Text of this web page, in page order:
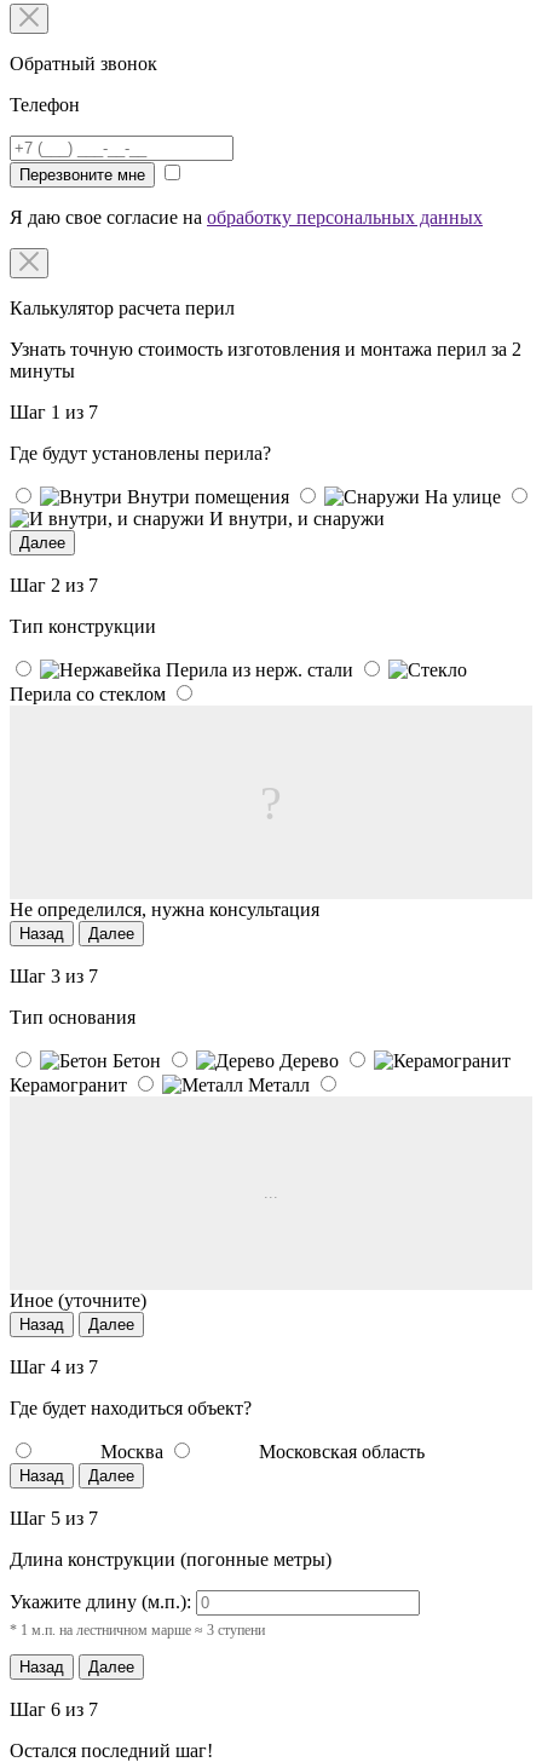
Обратный звонок
Телефон
Перезвоните мне
Я даю свое согласие на обработку персональных данных
Калькулятор расчета перил
Узнать точную стоимость изготовления и монтажа перил за 2
минуты
Шаг 1 из 7
Где будут установлены перила?
Внутри помещения
На улице
И внутри, и снаружи
Далее
Шаг 2 из 7
Тип конструкции
Перила из нерж. стали
Перила со стеклом
?
Не определился, нужна консультация
Назад Далее
Шаг 3 из 7
Тип основания
Бетон
Дерево
Керамогранит
Металл
...
Иное (уточните)
Назад Далее
Шаг 4 из 7
Где будет находиться объект?
Москва Московская область
Назад Далее
Шаг 5 из 7
Длина конструкции (погонные метры)
Укажите длину (м.п.):
* 1 м.п. на лестничном марше ≈ 3 ступени
Назад Далее
Шаг 6 из 7
Остался последний шаг!